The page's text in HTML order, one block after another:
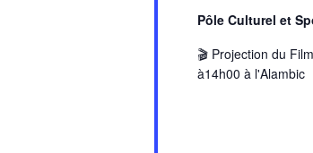
Pôle Culturel et
🎬 Projection du
à14h00 à l'Alambic